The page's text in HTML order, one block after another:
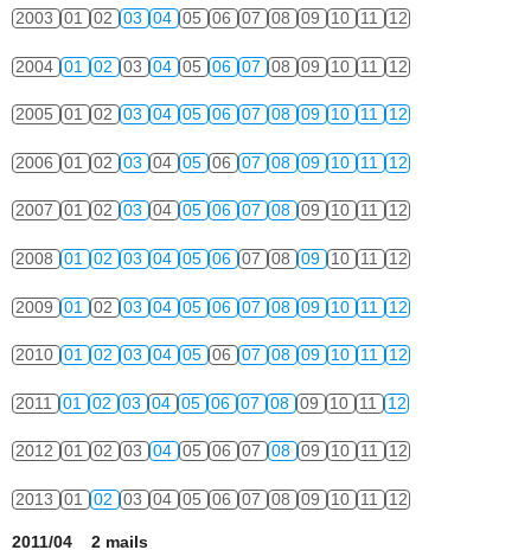
2003 01 02 03 04 05 06 07 08 09 10 11 12
2004 01 02 03 04 05 06 07 08 09 10 11 12
2005 01 02 03 04 05 06 07 08 09 10 11 12
2006 01 02 03 04 05 06 07 08 09 10 11 12
2007 01 02 03 04 05 06 07 08 09 10 11 12
2008 01 02 03 04 05 06 07 08 09 10 11 12
2009 01 02 03 04 05 06 07 08 09 10 11 12
2010 01 02 03 04 05 06 07 08 09 10 11 12
2011 01 02 03 04 05 06 07 08 09 10 11 12
2012 01 02 03 04 05 06 07 08 09 10 11 12
2013 01 02 03 04 05 06 07 08 09 10 11 12
2011/04 2 mails